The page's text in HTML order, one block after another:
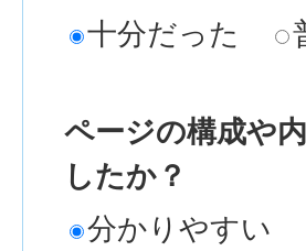
十分だった
ページの構成や
したか？
分かりやすい